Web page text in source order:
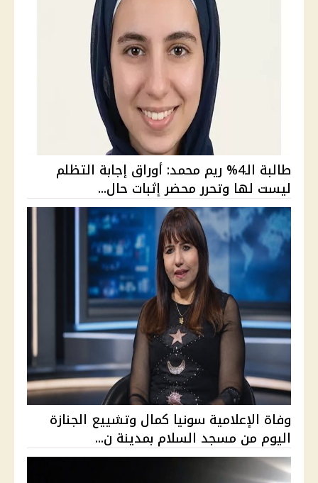
طالبة الـ4% ريم محمد: أوراق إجابة التظلم
ليست لها وتحرر محضر إثبات حال...
وفاة الإعلامية سونيا كمال وتشييع الجنازة
اليوم من مسجد السلام بمدينة ن...